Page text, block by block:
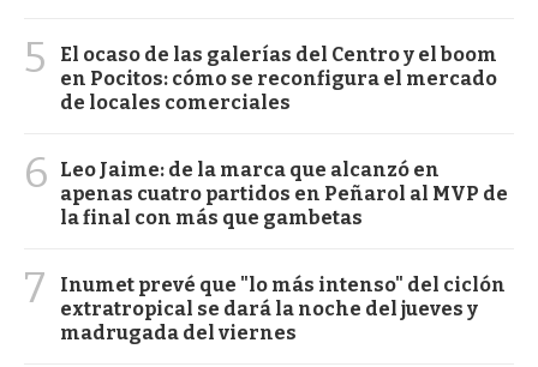
5
El ocaso de las galerías del Centro y el boom
en Pocitos: cómo se reconfigura el mercado
de locales comerciales
6
Leo Jaime: de la marca que alcanzó en
apenas cuatro partidos en Peñarol al MVP de
la final con más que gambetas
7
Inumet prevé que "lo más intenso" del ciclón
extratropical se dará la noche del jueves y
madrugada del viernes